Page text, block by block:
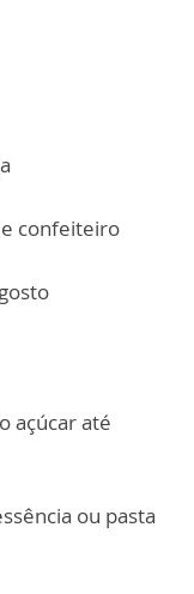
confeiteiro
açúcar até
ou pasta